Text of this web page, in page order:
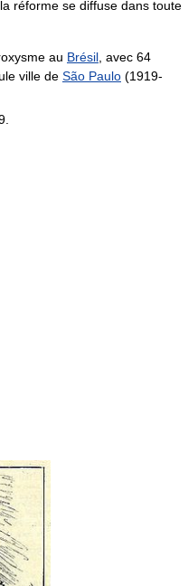
réforme se diffuse dans toute
au Brésil, avec 64
ville de São Paulo (1919-